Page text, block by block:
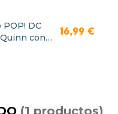
POP! DC
con
16,99 €
(1 productos)